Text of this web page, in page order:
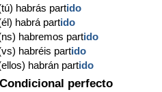
habrás partido
habrá partido
habremos partido
habréis partido
habrán partido
Condicional perfecto